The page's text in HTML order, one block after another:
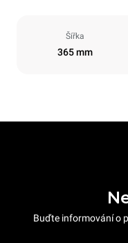
Šířka
365 mm
Buďte informování o